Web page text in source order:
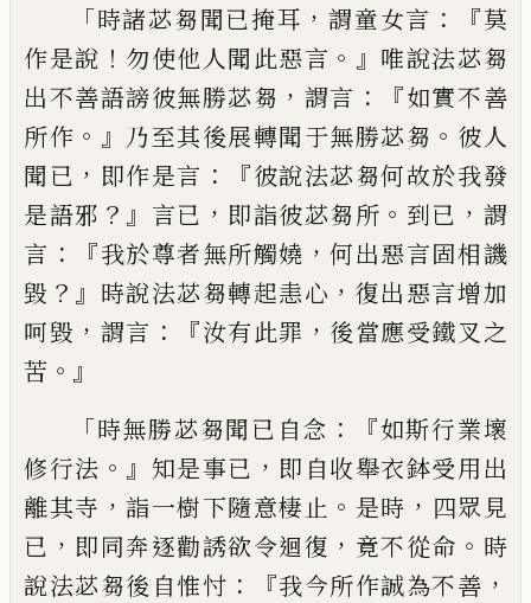
「時諸苾芻聞已掩耳 ，謂童女言 ：『莫
作是說 ！ 勿使他人聞此惡言 。』 唯說法苾芻
出不善語謗彼無勝苾芻 ， 謂言 ：『如實不善
所作 。』 乃至其後展轉聞于無勝苾芻 。 彼人
聞已 ， 即作是言 ：『彼說法苾芻何故於我發
是語邪 ？』 言已 ， 即詣彼苾芻所 。 到已 ， 謂
言 ：『我於尊者無所觸嬈 ，何出惡言固相譏
毀 ？』 時說法苾芻轉起恚心 ， 復出惡言增加
呵毀 ， 謂言 ：『汝有此罪 ， 後當應受鐵叉之
苦 。』
「時無勝苾芻聞已自念 ：『如斯行業壞
修行法 。』 知是事已 ， 即自收舉衣鉢受用出
離其寺 ，詣一樹下隨意棲止 。 是時 ， 四眾見
已 ， 即同奔逐勸誘欲令迴復 ， 竟不從命 。 時
說法苾芻後自惟忖 ：『我今所作誠為不善 ，